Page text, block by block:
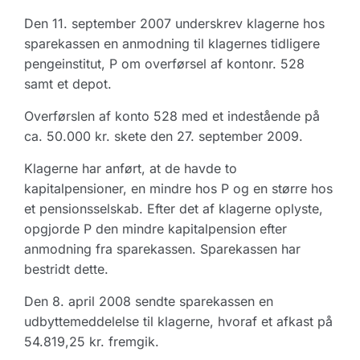
Den 11. september 2007 underskrev klagerne hos
sparekassen en anmodning til klagernes tidligere
pengeinstitut, P om overførsel af kontonr. 528
samt et depot.
Overførslen af konto 528 med et indestående på
ca. 50.000 kr. skete den 27. september 2009.
Klagerne har anført, at de havde to
kapitalpensioner, en mindre hos P og en større hos
et pensionsselskab. Efter det af klagerne oplyste,
opgjorde P den mindre kapitalpension efter
anmodning fra sparekassen. Sparekassen har
bestridt dette.
Den 8. april 2008 sendte sparekassen en
udbyttemeddelelse til klagerne, hvoraf et afkast på
54.819,25 kr. fremgik.